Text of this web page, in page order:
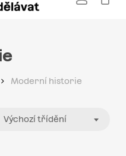
account
Moderní historie
Výchozí třídění